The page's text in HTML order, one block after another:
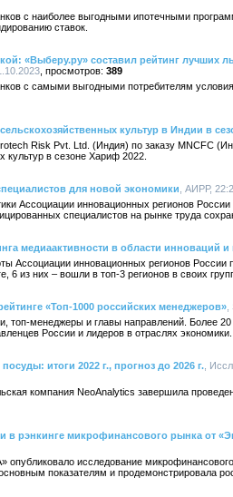
с наиболее выгодными ипотечными
ставок.
«Выберу.ру» составил рейтинг лучших
389
с самыми выгодными потребителям
культур в Индии в
Risk Pvt. Ltd. (Индия) по заказу MNCFC
культур в сезоне Хариф 2022.
для новой экономики , АИРР,
Ассоциации инновационных регионов
специалистов на рынке труда
медиаактивности в области инноваций и
Ассоциации инновационных регионов России
6 из них – вошли в топ-3 регионов в своих
«Топ-1000 российских менеджеров»
топ-менеджеры и главы направлений. Более
России и лидеров в отраслях экономики.
итоги 2022 г., прогноз до 2026 г. ,
компания NeoAnalytics завершила
в рэнкинге микрофинансового рынка от
опубликовало исследование
показателям и продемонстрировала